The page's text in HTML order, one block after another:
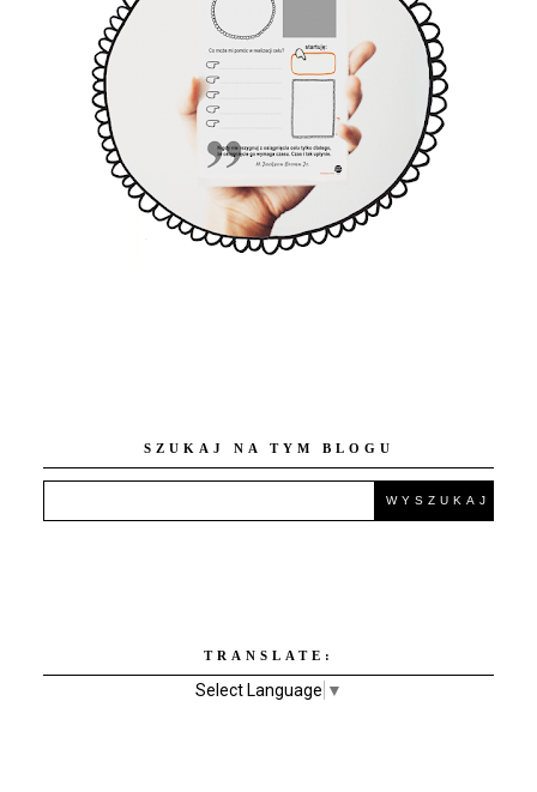
SZUKAJ NA TYM BLOGU
TRANSLATE:
Select Language ▼